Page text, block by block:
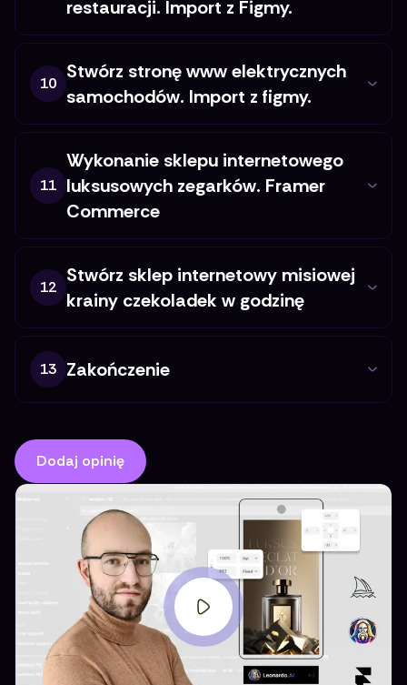
restauracji. Import z Figmy.
10
Stwórz stronę www elektrycznych
samochodów. Import z figmy.
11
Wykonanie sklepu internetowego
luksusowych zegarków. Framer
Commerce
12
Stwórz sklep internetowy misiowej
krainy czekoladek w godzinę
13 Zakończenie
Dodaj opinię